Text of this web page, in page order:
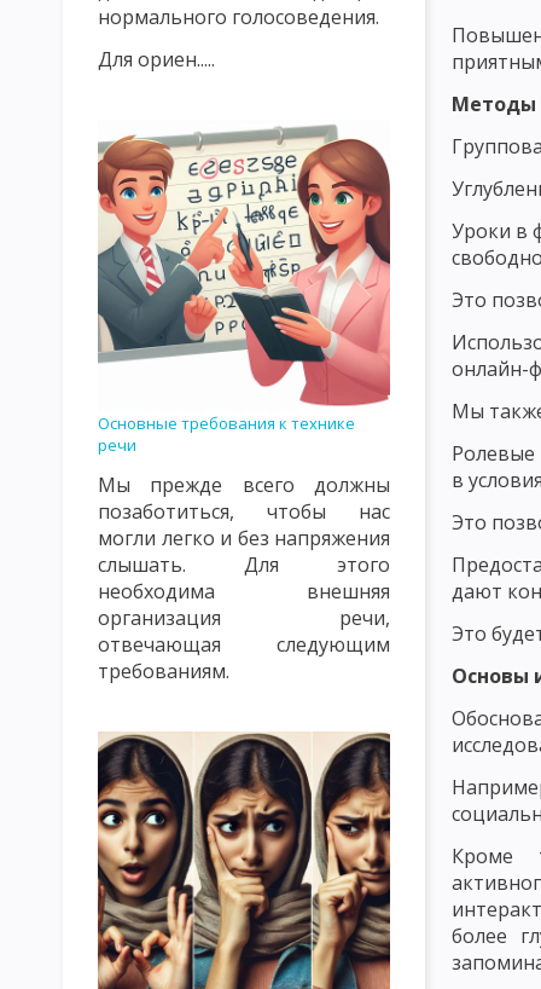
ОБЪЕКТ И
УЧЕБНЫЙ ПЛАН, УЧЕБНАЯ ПРОГРАММА, УЧЕБНАЯ
ОБЩАЯ ДИДАКТИКА И ЕЕ СОВРЕМЕННЫЕ ПРОБЛЕМЫ
МОДЕЛЬ ОБРАЗОВАТЕЛЬНОГО ПРОЦЕССА СТРУКТУРА
СТИМУЛИРУЮЩЕЕ-МОТИВАЦИОННЫЙ КОМПОНЕНТ УЧЕБНОГО
ОЦЕНОЧНОСТНО-РЕЗУЛЬТАТИВНЫЙ КОМПОНЕНТ УЧЕБНОГО
СУЩНОСТЬ ДИДАКТИЧЕСКОГО ПРОЦЕССА СИСТЕМЫ ОБУЧЕНИЯ
ВОСПИТАТЕЛЬНАЯ И РАЗВИВАЮЩАЯ ФУНКЦИЯ УЧЕБНОГО
СОВРЕМЕННЫЕ ДИДАКТИЧЕСКИЕ СИСТЕМЫ
РАЗВЕТВЛЕННОЕ И СМЕШАННОЕ ПРОГРАММИРОВАНИЕ.
ПРАВИЛА СОЗДАНИЯ ПРОБЛЕМНЫХ СИТУАЦИЙ. УРОВНИ
ЛИЧНОСТНО ОРИЕНТИРОВАННОЕ ОБУЧЕНИЕ
ЦЕННОСТНО ОРИЕНТИРОВАННОЕ ВОСПИТАНИЕ ЗАКОНЫ
ПСИХОЛОГИЧЕСКИЕ И КИБЕРНЕТИЧЕСКИЕ ЗАКОНОМЕРНОСТИ
ДИДАКТИЧЕСКИЕ ПРИНЦИПЫ И ИХ КЛАССИФИКАЦИЯ
ПРИНЦИП ПРАКТИЧЕСКОЙ НАПРАВЛЕННОСТИ, СИСТЕМНОСТИ
ПРИНЦИП ОПТИМИЗАЦИИ ОБУЧЕНИЯ ПРИНЦИП
ПРИНЦИП НАГЛЯДНОСТИ В ОБУЧЕНИИ ПРИНЦИП
ПРИНЦИП МОТИВАЦИИ УЧЕБНО-ПОЗНАВАТЕЛЬНОЙ
нормального голосоведения.
Для ориен.....
Основные требования к технике
речи
Мы прежде всего должны
позаботиться, чтобы нас
могли легко и без напряжения
слышать. Для этого
необходима внешняя
организация речи,
отвечающая следующим
требованиям.
Методы
Уроки в
Это
онлайн-
Мы
в
Это
дают
Это
Основы
Кроме
более